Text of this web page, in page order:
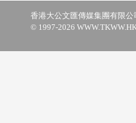
香港大公文匯傳媒集團有限公
© 1997-2026